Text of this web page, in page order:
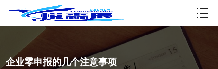
资质许可
企业零申报的几个注意事项